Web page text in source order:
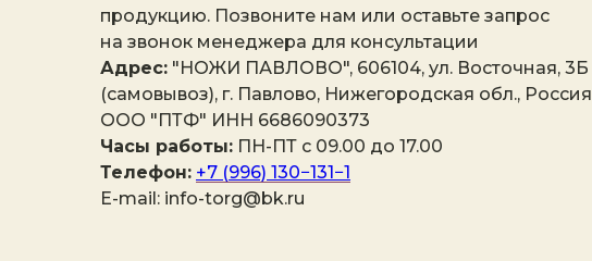
продукцию. Позвоните нам или оставьте запрос
на звонок менеджера для консультации
Адрес: "НОЖИ ПАВЛОВО", 606104, ул. Восточная, 3Б
(самовывоз), г. Павлово, Нижегородская обл., Россия
ООО "ПТФ" ИНН 6686090373
Часы работы: ПН-ПТ с 09.00 до 17.00
Телефон: +7 (996) 130−131−1
E-mail: info-torg@bk.ru